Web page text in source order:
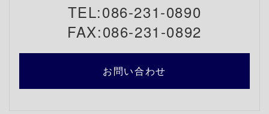
TEL:086-231-0890
FAX:086-231-0892
お問い合わせ